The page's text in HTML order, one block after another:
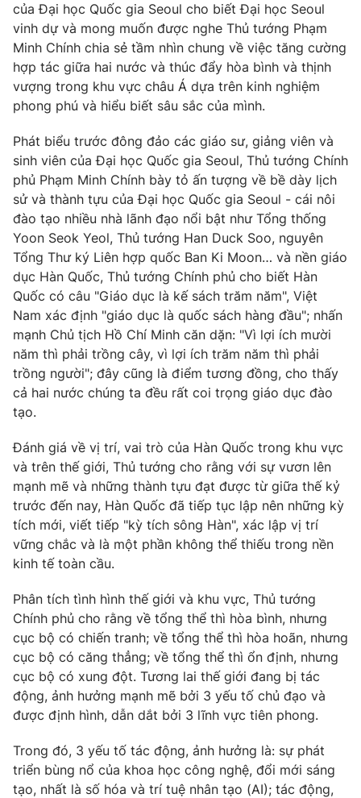
Photo Infographic
Video Shorts video
VTV Money
VTV Sức khoẻ Bất động sản
Thị trường 24h Tấm lòng Việt
VTV4 Vươn mình bằng AI
VTV9 VTV8
Liên hệ tòa soạn English
Theo dõi báo trên
Cơ quan chủ quản:Đài Truyền hình Việt Nam
Cơ quan báo chí:Thời báo VTV
cấp ngày 29/12/2023
Tổng Biên tập:Vũ Thanh Thủy
Phó Tổng Biên tập:Nguyễn Thị Mỹ Hạnh, Phạm Quốc Thắng,
Nguyễn Trọng Ninh
Tổng đài VTV:024.38 355 931 - 024.38 355 932
Ðiện thoại Thời báo VTV:024.66 897 897
Email: toasoan@vtv.vn
Liên hệ quảng cáo: 024-7300.7108
của Đại học Quốc gia Seoul cho biết Đại học Seoul
vinh dự và mong muốn được nghe Thủ tướng Phạm
Minh Chính chia sẻ tầm nhìn chung về việc tăng cường
hợp tác giữa hai nước và thúc đẩy hòa bình và thịnh
vượng trong khu vực châu Á dựa trên kinh nghiệm
phong phú và hiểu biết sâu sắc của mình.
Phát biểu trước đông đảo các giáo sư, giảng viên và
sinh viên của Đại học Quốc gia Seoul, Thủ tướng Chính
phủ Phạm Minh Chính bày tỏ ấn tượng về bề dày lịch
sử và thành tựu của Đại học Quốc gia Seoul - cái nôi
đào tạo nhiều nhà lãnh đạo nổi bật như Tổng thống
Yoon Seok Yeol, Thủ tướng Han Duck Soo, nguyên
Tổng Thư ký Liên hợp quốc Ban Ki Moon… và nền giáo
dục Hàn Quốc, Thủ tướng Chính phủ cho biết Hàn
Quốc có câu "Giáo dục là kế sách trăm năm", Việt
Nam xác định "giáo dục là quốc sách hàng đầu"; nhấn
mạnh Chủ tịch Hồ Chí Minh căn dặn: "Vì lợi ích mười
năm thì phải trồng cây, vì lợi ích trăm năm thì phải
trồng người"; đây cũng là điểm tương đồng, cho thấy
cả hai nước chúng ta đều rất coi trọng giáo dục đào
tạo.
Đánh giá về vị trí, vai trò của Hàn Quốc trong khu vực
và trên thế giới, Thủ tướng cho rằng với sự vươn lên
mạnh mẽ và những thành tựu đạt được từ giữa thế kỷ
trước đến nay, Hàn Quốc đã tiếp tục lập nên những kỳ
tích mới, viết tiếp "kỳ tích sông Hàn", xác lập vị trí
vững chắc và là một phần không thể thiếu trong nền
kinh tế toàn cầu.
Phân tích tình hình thế giới và khu vực, Thủ tướng
Chính phủ cho rằng về tổng thể thì hòa bình, nhưng
cục bộ có chiến tranh; về tổng thể thì hòa hoãn, nhưng
cục bộ có căng thẳng; về tổng thể thì ổn định, nhưng
cục bộ có xung đột. Tương lai thế giới đang bị tác
động, ảnh hưởng mạnh mẽ bởi 3 yếu tố chủ đạo và
được định hình, dẫn dắt bởi 3 lĩnh vực tiên phong.
Trong đó, 3 yếu tố tác động, ảnh hưởng là: sự phát
triển bùng nổ của khoa học công nghệ, đổi mới sáng
tạo, nhất là số hóa và trí tuệ nhân tạo (AI); tác động,